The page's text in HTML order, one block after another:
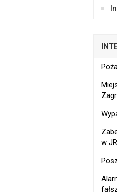
w